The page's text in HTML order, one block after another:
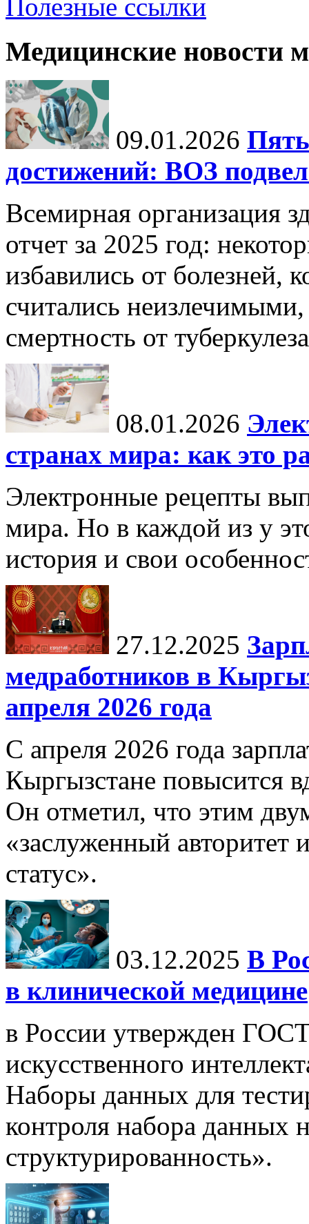
Полезные ссылки
Медицинские новости
09.01.2026
достижений: ВОЗ
Всемирная организация
отчет за 2025 год:
избавились от болезней,
считались неизлечимыми,
смертность от
08.01.2026
странах мира: как это
Электронные рецепты
мира. Но в каждой из у
история и свои
27.12.2025
медработников в
апреля 2026 года
С апреля 2026 года
Кыргызстане повысится
Он отметил, что этим
«заслуженный
статус».
03.12.2025 В
в клинической медицине
в России утвержден
искусственного
Наборы данных для
контроля набора данных
структурированность».